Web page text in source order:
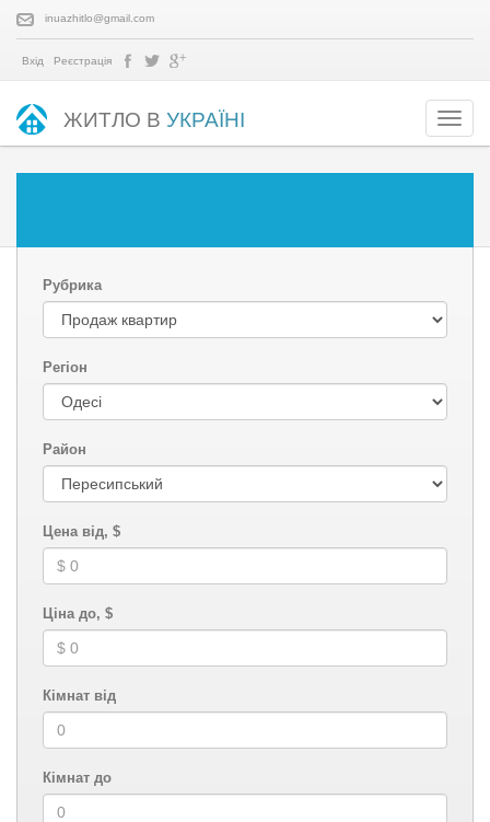
inuazhitlo@gmail.com
Вхід Реєстрація
ЖИТЛО В УКРАЇНІ
Рубрика
Регіон
Район
Цена від, $
Ціна до, $
Кімнат від
Кімнат до